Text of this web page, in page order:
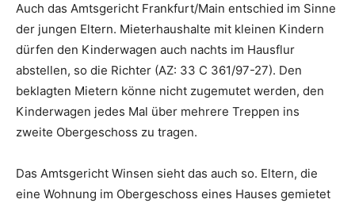
Auch das Amtsgericht Frankfurt/Main entschied im Sinne
der jungen Eltern. Mieterhaushalte mit kleinen Kindern
dürfen den Kinderwagen auch nachts im Hausflur
abstellen, so die Richter (AZ: 33 C 361/97-27). Den
beklagten Mietern könne nicht zugemutet werden, den
Kinderwagen jedes Mal über mehrere Treppen ins
zweite Obergeschoss zu tragen.
Das Amtsgericht Winsen sieht das auch so. Eltern, die
eine Wohnung im Obergeschoss eines Hauses gemietet